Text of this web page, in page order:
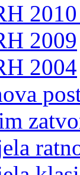
2009
2004